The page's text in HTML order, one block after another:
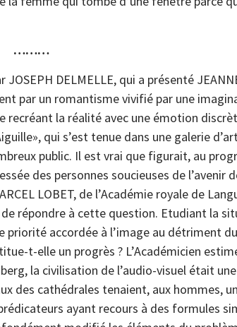
………
DELMELLE, qui a présenté
par un romantisme vivifié par une
recréant la réalité avec une émotion
qui s’est tenue dans une galerie
public. Il est vrai que figurait, au
des personnes soucieuses de l’avenir
LOBET, de l’Académie royale de
répondre à cette question. Etudiant la
priorité accordée à l’image au détriment
t-elle un progrès ? L’Académicien
la civilisation de l’audio-visuel était une
des cathédrales tenaient, aux hommes,
ayant recours à des formules